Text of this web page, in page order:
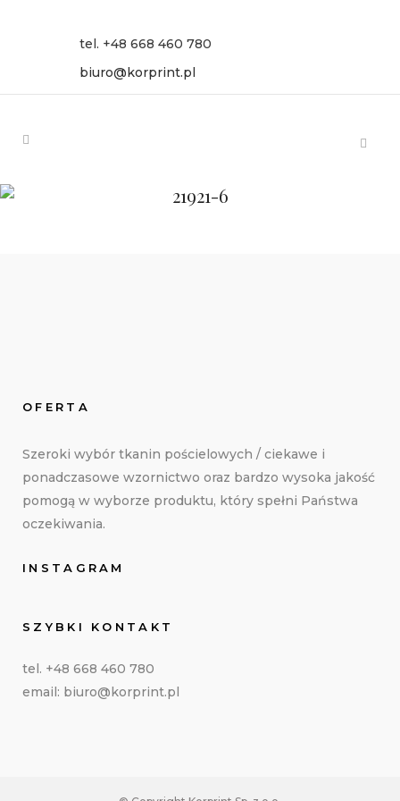
tel. +48 668 460 780
biuro@korprint.pl
21921-6
OFERTA
Szeroki wybór tkanin pościelowych / ciekawe i
ponadczasowe wzornictwo oraz bardzo wysoka jakość
pomogą w wyborze produktu, który spełni Państwa
oczekiwania.
INSTAGRAM
SZYBKI KONTAKT
tel. +48 668 460 780
email: biuro@korprint.pl